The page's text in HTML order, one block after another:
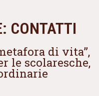
CONTATTI
di vita”,
le scolaresche,